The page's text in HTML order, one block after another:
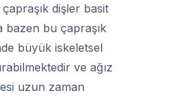
dişler basit
bazen bu çapraşık
büyük iskeletsel
ve ağız
uzun zaman